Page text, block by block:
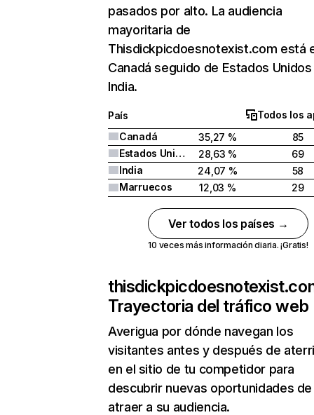
pasados por alto. La audiencia
mayoritaria de
Thisdickpicdoesnotexist.com está
Canadá seguido de Estados
India.
País
Todos los
Canadá
35,27 %
85
Estados Unidos
28,63 %
69
India
24,07 %
58
Marruecos
12,03 % 29
Ver todos los países →
10 veces más información diaria. ¡Gratis!
Trayectoria del tráfico web
Averigua por dónde navegan los
visitantes antes y después de
en el sitio de tu competidor para
descubrir nuevas oportunidades de
atraer a su audiencia.